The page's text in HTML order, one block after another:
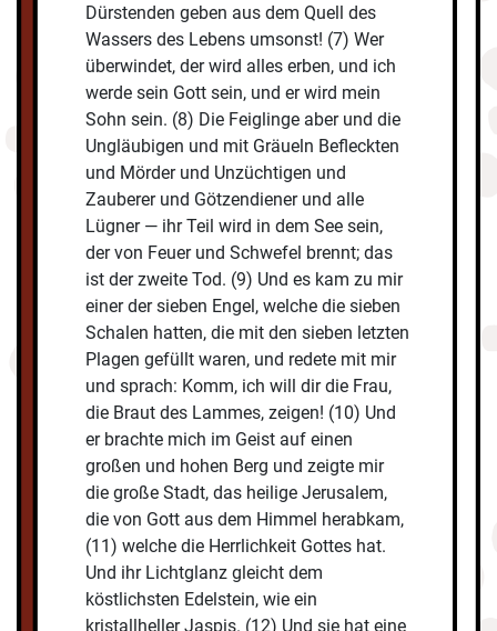
Dürstenden geben aus dem Quell des
Wassers des Lebens umsonst! (7) Wer
überwindet, der wird alles erben, und ich
werde sein Gott sein, und er wird mein
Sohn sein. (8) Die Feiglinge aber und die
Ungläubigen und mit Gräueln Befleckten
und Mörder und Unzüchtigen und
Zauberer und Götzendiener und alle
Lügner — ihr Teil wird in dem See sein,
der von Feuer und Schwefel brennt; das
ist der zweite Tod. (9) Und es kam zu mir
einer der sieben Engel, welche die sieben
Schalen hatten, die mit den sieben letzten
Plagen gefüllt waren, und redete mit mir
und sprach: Komm, ich will dir die Frau,
die Braut des Lammes, zeigen! (10) Und
er brachte mich im Geist auf einen
großen und hohen Berg und zeigte mir
die große Stadt, das heilige Jerusalem,
die von Gott aus dem Himmel herabkam,
(11) welche die Herrlichkeit Gottes hat.
Und ihr Lichtglanz gleicht dem
köstlichsten Edelstein, wie ein
kristallheller Jaspis. (12) Und sie hat eine